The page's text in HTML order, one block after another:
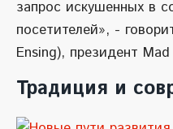
запрос искушенных в
посетителей», -
Ensing), президент
Традиция и